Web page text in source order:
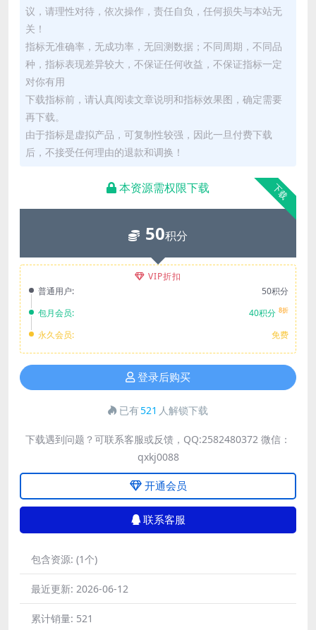
议，请理性对待，依次操作，责任自负，任何损失与本站无
关！
指标无准确率，无成功率，无回测数据；不同周期，不同品
种，指标表现差异较大，不保证任何收益，不保证指标一定
对你有用
下载指标前，请认真阅读文章说明和指标效果图，确定需要
再下载。
由于指标是虚拟产品，可复制性较强，因此一旦付费下载
后，不接受任何理由的退款和调换！
下载
本资源需权限下载
50积分
VIP折扣
普通用户:
50积分
包月会员:
40积分 8折
永久会员: 免费
登录后购买
已有521 人解锁下载
下载遇到问题？可联系客服或反馈，QQ:2582480372 微信：
qxkj0088
开通会员
联系客服
包含资源: (1个)
最近更新: 2026-06-12
累计销量: 521